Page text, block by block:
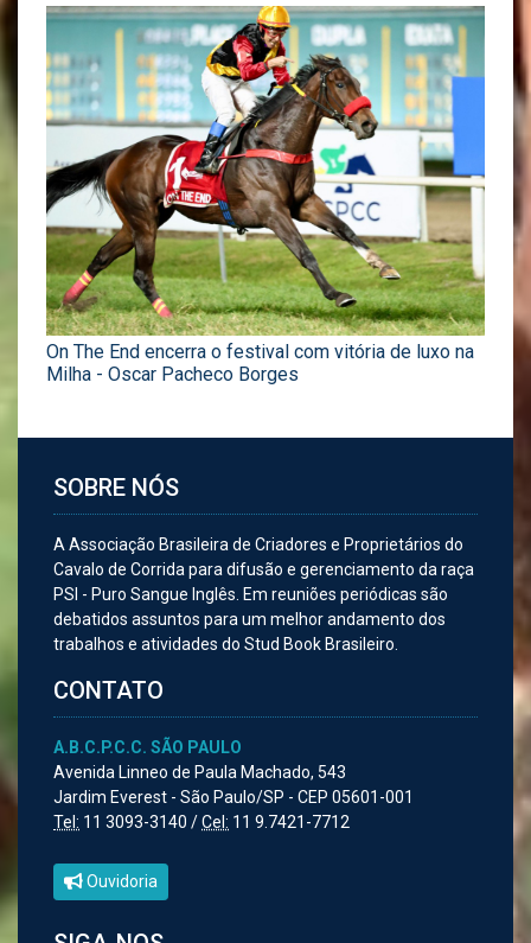
On The End encerra o festival com vitória de luxo na
Milha - Oscar Pacheco Borges
SOBRE NÓS
A Associação Brasileira de Criadores e Proprietários do
Cavalo de Corrida para difusão e gerenciamento da raça
PSI - Puro Sangue Inglês. Em reuniões periódicas são
debatidos assuntos para um melhor andamento dos
trabalhos e atividades do Stud Book Brasileiro.
CONTATO
A.B.C.P.C.C. SÃO PAULO
Avenida Linneo de Paula Machado, 543
Jardim Everest - São Paulo/SP - CEP 05601-001
Tel: 11 3093-3140 /Cel: 11 9.7421-7712
Ouvidoria